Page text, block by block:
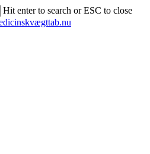
Hit enter to search or ESC to close